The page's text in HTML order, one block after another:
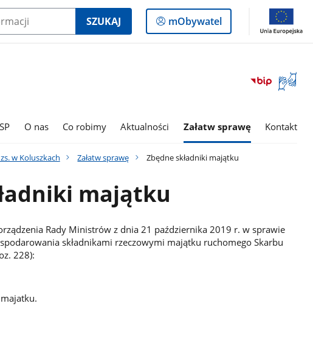
SZUKAJ
Logowanie
do
mObywatel
Otwórz
okno
języka
O nas Co robimy Aktualności Załatw sprawę Kontakt
w Koluszkach Załatw sprawę Zbędne składniki majątku
majątku
Rady Ministrów z dnia 21 października 2019 r. w sprawie
składnikami rzeczowymi majątku ruchomego Skarbu
228):